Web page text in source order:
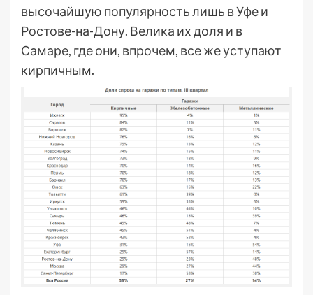
высочайшую популярность лишь в Уфе и
Ростове-на-Дону. Велика их доля и в
Самаре, где они, впрочем, все же уступают
кирпичным.